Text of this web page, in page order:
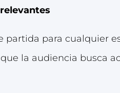
para cualquier
la audiencia busca